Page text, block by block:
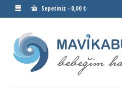
Sepetiniz - 0,00 ₺